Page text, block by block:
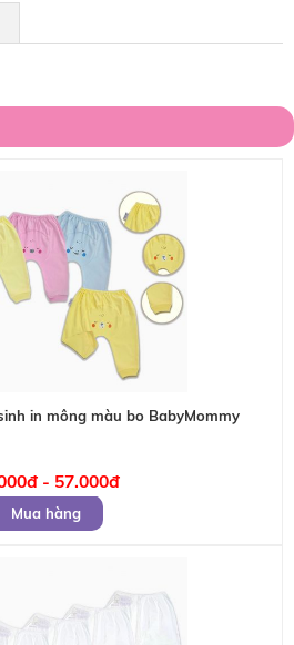
in mông màu bo BabyMommy
- 57.000đ
Mua hàng